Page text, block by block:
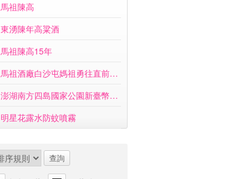
馬祖陳高
東湧陳年高粱酒
馬祖陳高15年
馬祖酒廠白沙屯媽祖勇往直前紀念酒
澎湖南方四島國家公園新臺幣硬幣組合
明星花露水防蚊噴霧